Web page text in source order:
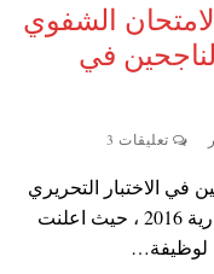
الشفوي
في
تعليقات 3
في الاختبار التحريري
وظيفة كاتب رابع في مسابقة النيابة الادارية 2016 ، حيث اعلنت
لوظيفة…